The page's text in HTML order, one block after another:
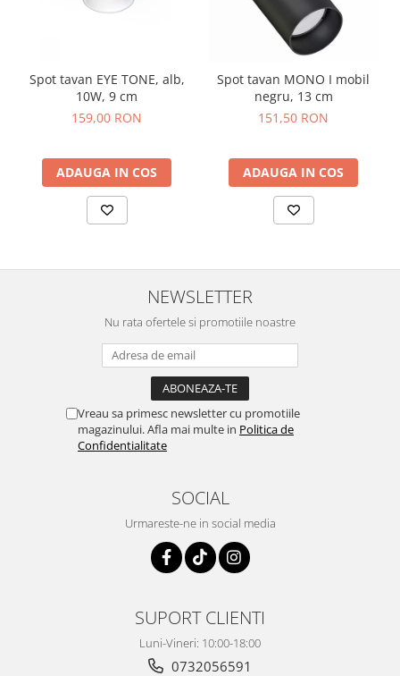
Spot tavan EYE TONE, alb,
10W, 9 cm
159,00 RON
ADAUGA IN COS
Spot tavan MONO I mobil
negru, 13 cm
151,50 RON
ADAUGA IN COS
NEWSLETTER
Nu rata ofertele si promotiile noastre
Vreau sa primesc newsletter cu promotiile
magazinului. Afla mai multe in Politica de
Confidentialitate
SOCIAL
Urmareste-ne in social media
SUPORT CLIENTI
Luni-Vineri: 10:00-18:00
0732056591